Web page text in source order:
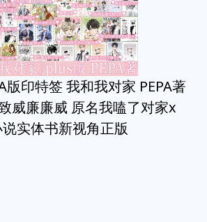
版印特签 我和我对家 PEPA著
威廉廉威 原名我嗑了对家x
实体书新视角正版